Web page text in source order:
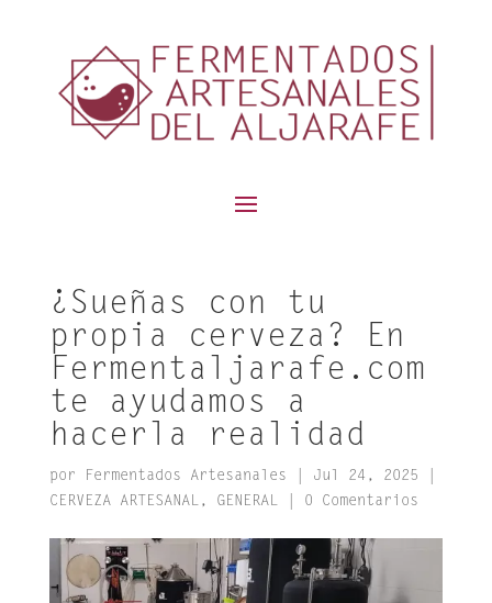
¿Sueñas con tu
propia cerveza? En
Fermentaljarafe.com
te ayudamos a
hacerla realidad
por Fermentados Artesanales Jul 24, 2025
CERVEZA ARTESANAL, GENERAL| 0 Comentarios